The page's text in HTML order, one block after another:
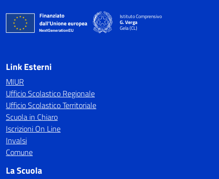
Istituto Comprensivo
G. Verga
Gela (CL)
Link Esterni
MIUR
Ufficio Scolastico Regionale
Ufficio Scolastico Territoriale
Scuola in Chiaro
Iscrizioni On Line
Invalsi
Comune
La Scuola